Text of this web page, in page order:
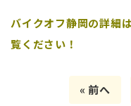
バイクオフ静岡の詳細
覧ください！
« 前へ